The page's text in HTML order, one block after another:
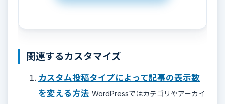
関連するカスタマイズ
カスタム投稿タイプによって記事の表示数
を変える方法 WordPressではカテゴリやアーカイ